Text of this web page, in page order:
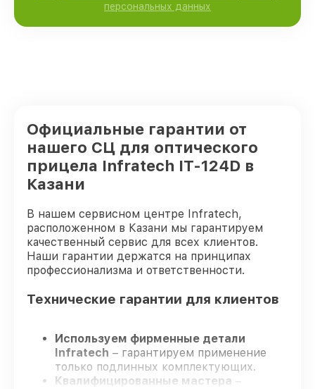
персональных данных
Официальные гарантии от
нашего СЦ для оптического
прицела Infratech IT-124D в
Казани
В нашем сервисном центре Infratech,
расположенном в Казани мы гарантируем
качественный сервис для всех клиентов.
Наши гарантии держатся на принципах
профессионализма и ответственности.
Технические гарантии для клиентов
Используем фирменные детали
Infratech – гарантируем применение
только подлинных комплектующих.
Квалифицированные мастера –